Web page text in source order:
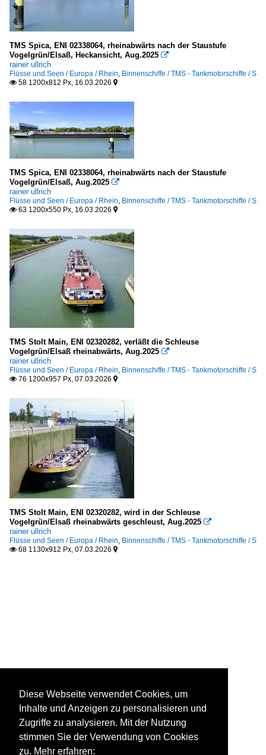
TMS Spica, ENI 02338064, rheinabwärts nach der Staustufe
Vogelgrün/Elsaß, Heckansicht, Aug.2025 
rainer ullrich
Flüsse und Seen / Europa / Rhein, Binnenschiffe / TMS - Tankmotorschiffe / S
 58 1200x812 Px, 16.03.2026 
TMS Spica, ENI 02338064, rheinabwärts nach der Staustufe
Vogelgrün/Elsaß, Aug.2025 
rainer ullrich
Flüsse und Seen / Europa / Rhein, Binnenschiffe / TMS - Tankmotorschiffe / S
 63 1200x550 Px, 16.03.2026 
TMS Stolt Main, ENI 02320282, verläßt die Schleuse
Vogelgrün/Elsaß rheinabwärts, Aug.2025 
rainer ullrich
Flüsse und Seen / Europa / Rhein, Binnenschiffe / TMS - Tankmotorschiffe / S
 76 1200x957 Px, 07.03.2026 
TMS Stolt Main, ENI 02320282, wird in der Schleuse
Vogelgrün/Elsaß rheinabwärts geschleust, Aug.2025 
rainer ullrich
Flüsse und Seen / Europa / Rhein, Binnenschiffe / TMS - Tankmotorschiffe / S
 68 1130x912 Px, 07.03.2026 
Diese Webseite verwendet Cookies, um
Inhalte und Anzeigen zu personalisieren und
Zugriffe zu analysieren. Mit der Nutzung
stimmen Sie der Verwendung von Cookies
zu. Mehr erfahren: